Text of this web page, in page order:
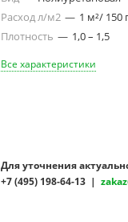
Расход л/м2 — 1 м²/ 150
Плотность — 1,0 – 1,5
Все характеристики
Для уточнения
+7 (495) 198-64-13 |